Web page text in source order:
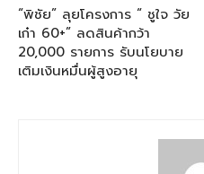
“พิชัย” ลุยโครงการ “ ชูใจ วัย
เก๋า 60+” ลดสินค้ากว้า
20,000 รายการ รับนโยบาย
เติมเงินหมื่นผู้สูงอายุ